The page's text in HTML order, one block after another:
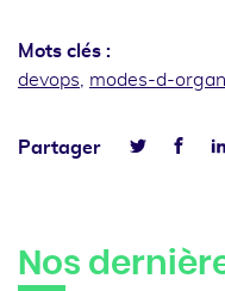
Mots clés :
devops
modes-d-
Partager
Nos